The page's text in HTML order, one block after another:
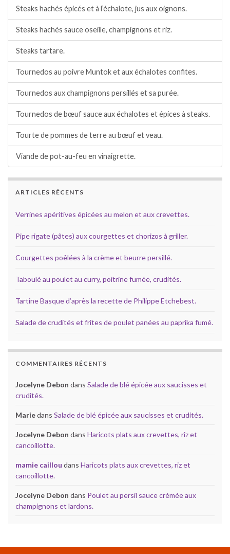
Steaks hachés épicés et à l’échalote, jus aux oignons.
Steaks hachés sauce oseille, champignons et riz.
Steaks tartare.
Tournedos au poivre Muntok et aux échalotes confites.
Tournedos aux champignons persillés et sa purée.
Tournedos de bœuf sauce aux échalotes et épices à steaks.
Tourte de pommes de terre au bœuf et veau.
Viande de pot-au-feu en vinaigrette.
ARTICLES RÉCENTS
Verrines apéritives épicées au melon et aux crevettes.
Pipe rigate (pâtes) aux courgettes et chorizos à griller.
Courgettes poêlées à la crème et beurre persillé.
Taboulé au poulet au curry, poitrine fumée, crudités.
Tartine Basque d’après la recette de Philippe Etchebest.
Salade de crudités et frites de poulet panées au paprika fumé.
COMMENTAIRES RÉCENTS
Jocelyne Debon dans Salade de blé épicée aux saucisses et
crudités.
Mariedans Salade de blé épicée aux saucisses et crudités.
Jocelyne Debon dans Haricots plats aux crevettes, riz et
cancoillotte.
mamie caillou dans Haricots plats aux crevettes, riz et
cancoillotte.
Jocelyne Debon dans Poulet au persil sauce crémée aux
champignons et lardons.